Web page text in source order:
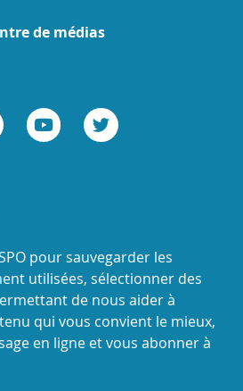
de médias
pour sauvegarder les
utilisées, sélectionner des
de nous aider à
qui vous convient le mieux,
en ligne et vous abonner à